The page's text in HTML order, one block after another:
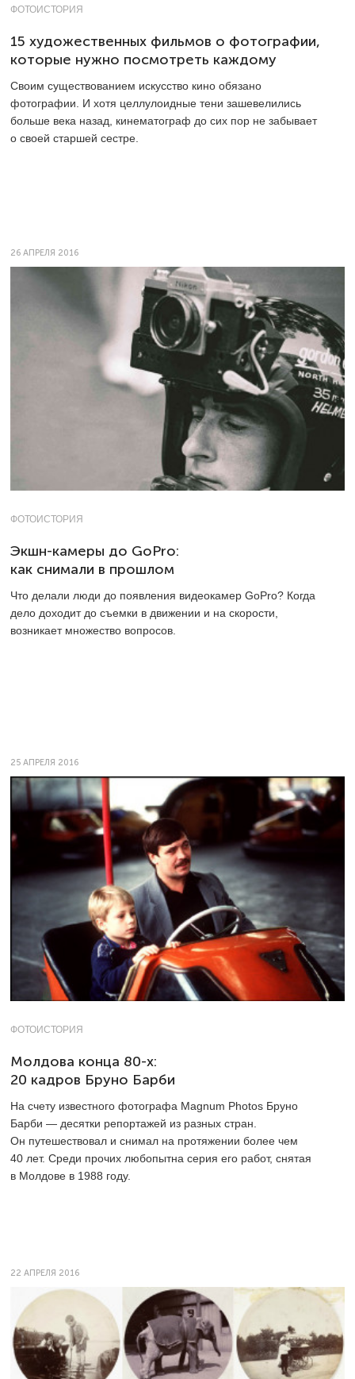
ФОТОИСТОРИЯ
15 художественных фильмов о фотографии,
которые нужно посмотреть каждому
Своим существованием искусство кино обязано
фотографии. И хотя целлулоидные тени зашевелились
больше века назад, кинематограф до сих пор не забывает
о своей старшей сестре.
26 АПРЕЛЯ 2016
ФОТОИСТОРИЯ
Экшн-камеры до GoPro:
как снимали в прошлом
Что делали люди до появления видеокамер GoPro? Когда
дело доходит до съемки в движении и на скорости,
возникает множество вопросов.
25 АПРЕЛЯ 2016
ФОТОИСТОРИЯ
Молдова конца 80-х:
20 кадров Бруно Барби
На счету известного фотографа Magnum Photos Бруно
Барби — десятки репортажей из разных стран.
Он путешествовал и снимал на протяжении более чем
40 лет. Среди прочих любопытна серия его работ, снятая
в Молдове в 1988 году.
22 АПРЕЛЯ 2016